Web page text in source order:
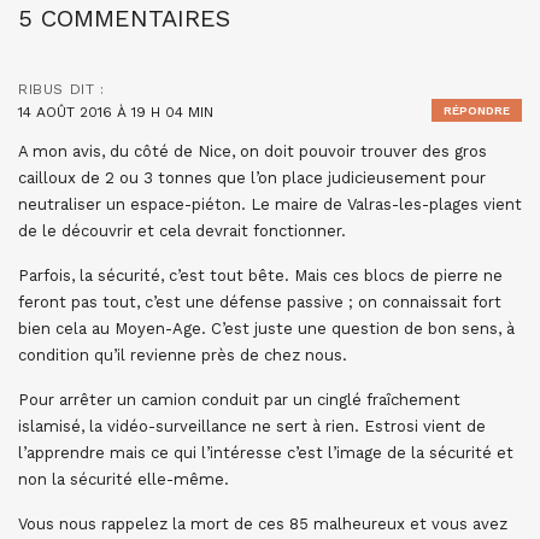
5 COMMENTAIRES
RIBUS DIT :
14 AOÛT 2016 À 19 H 04 MIN
A mon avis, du côté de Nice, on doit pouvoir trouver des gros
cailloux de 2 ou 3 tonnes que l’on place judicieusement pour
neutraliser un espace-piéton. Le maire de Valras-les-plages vient
de le découvrir et cela devrait fonctionner.
Parfois, la sécurité, c’est tout bête. Mais ces blocs de pierre ne
feront pas tout, c’est une défense passive ; on connaissait fort
bien cela au Moyen-Age. C’est juste une question de bon sens, à
condition qu’il revienne près de chez nous.
Pour arrêter un camion conduit par un cinglé fraîchement
islamisé, la vidéo-surveillance ne sert à rien. Estrosi vient de
l’apprendre mais ce qui l’intéresse c’est l’image de la sécurité et
non la sécurité elle-même.
Vous nous rappelez la mort de ces 85 malheureux et vous avez
RÉPONDRE